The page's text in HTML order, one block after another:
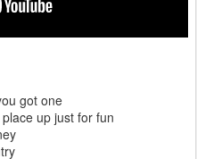
got one
up just for fun